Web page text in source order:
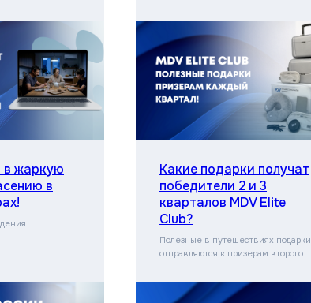
в жаркую
в
Какие подарки получат
победители 2 и 3
кварталов MDV Elite
Club?
Полезные в путешествиях подарки
отправляются к призерам второго